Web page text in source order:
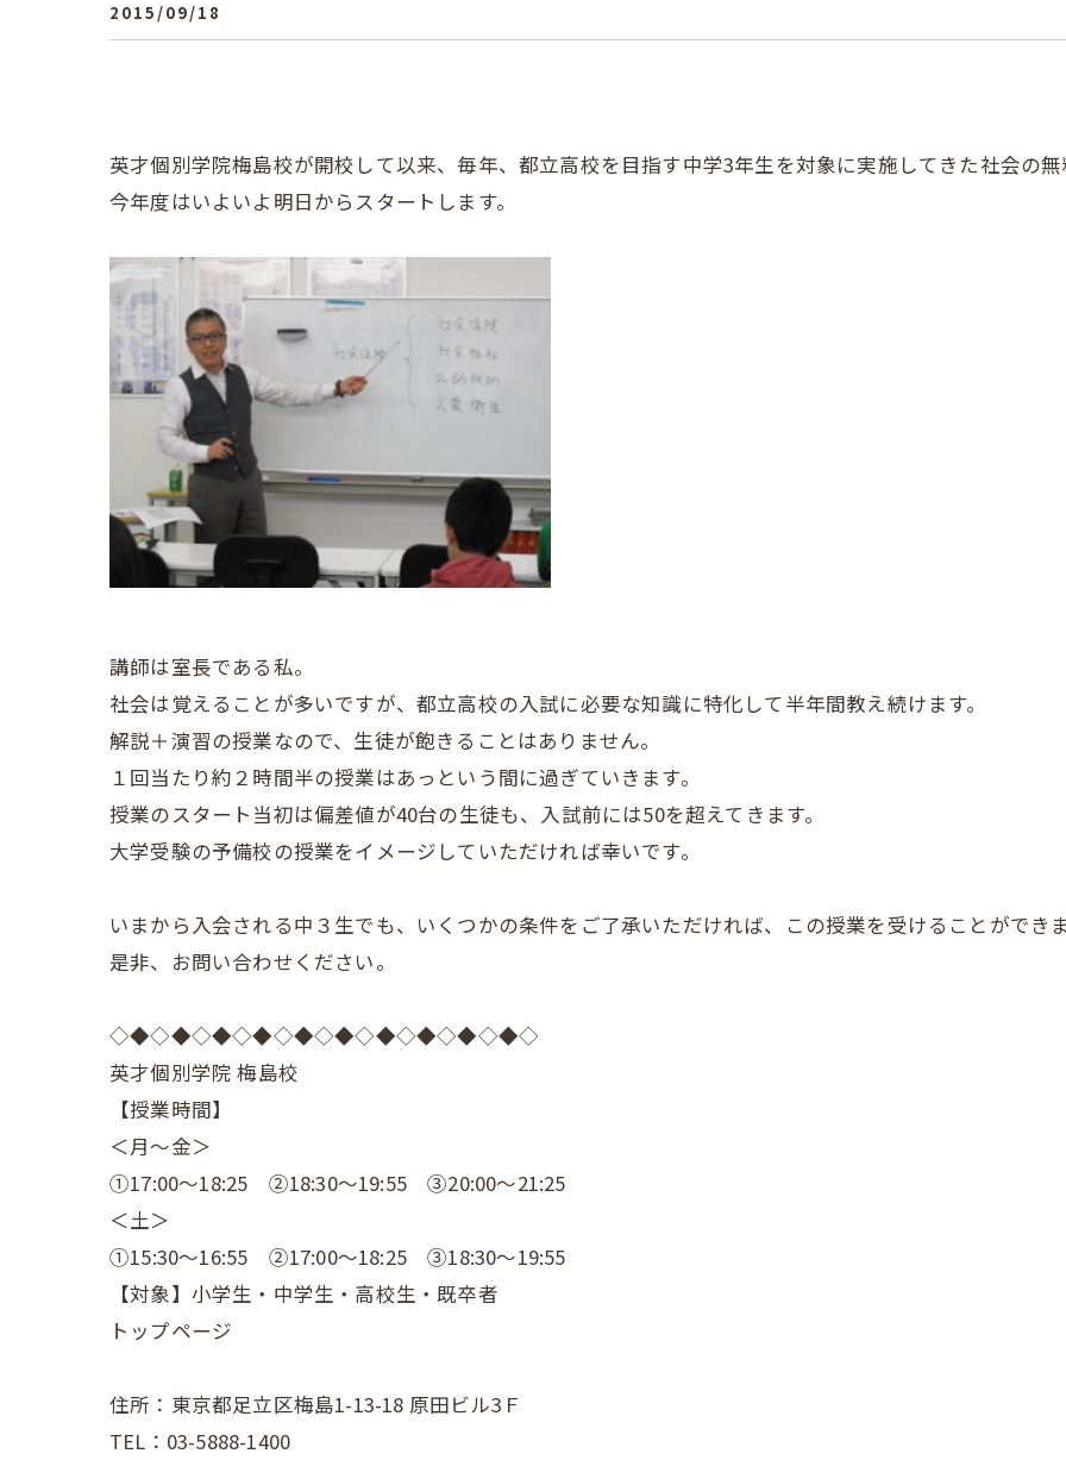
2015/09/18
英才個別学院梅島校が開校して以来、毎年、都立高校を目指す中学3年生を対象に実施してきた社会の
今年度はいよいよ明日からスタートします。
講師は室長である私。
社会は覚えることが多いですが、都立高校の入試に必要な知識に特化して半年間教え続けます。
解説＋演習の授業なので、生徒が飽きることはありません。
１回当たり約２時間半の授業はあっという間に過ぎていきます。
授業のスタート当初は偏差値が40台の生徒も、入試前には50を超えてきます。
大学受験の予備校の授業をイメージしていただければ幸いです。
いまから入会される中３生でも、いくつかの条件をご了承いただければ、この授業を受けることができ
是非、お問い合わせください。
◇◆◇◆◇◆◇◆◇◆◇◆◇◆◇◆◇◆◇◆◇
英才個別学院 梅島校
【授業時間】
＜月～金＞
①17:00～18:25 ②18:30～19:55 ③20:00～21:25
＜土＞
①15:30～16:55 ②17:00～18:25 ③18:30～19:55
【対象】小学生・中学生・高校生・既卒者
トップページ
住所：東京都足立区梅島1-13-18 原田ビル3Ｆ
TEL：03-5888-1400